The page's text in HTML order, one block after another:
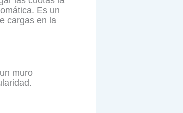
Es un
cargas en la
muro